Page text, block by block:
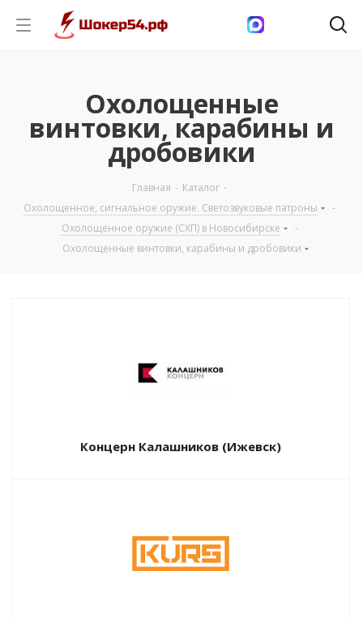
Охолощенные
винтовки, карабины и
дробовики
Главная - Каталог -
Охолощенное, сигнальное оружие. Светозвуковые патроны
-
Охолощенное оружие (СХП) в Новосибирске
-
Охолощенные винтовки, карабины и дробовики
Концерн Калашников (Ижевск)